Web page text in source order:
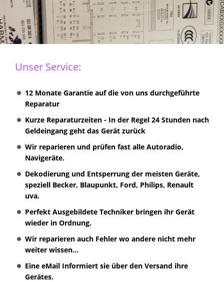
Unser Service:
12 Monate Garantie auf die von uns durchgeführte
Reparatur
Kurze Reparaturzeiten - In der Regel 24 Stunden nach
Geldeingang geht das Gerät zurück
Wir reparieren und prüfen fast alle Autoradio,
Navigeräte.
Dekodierung und Entsperrung der meisten Geräte,
speziell Becker, Blaupunkt, Ford, Philips, Renault
uva.
Perfekt Ausgebildete Techniker bringen ihr Gerät
wieder in Ordnung.
Wir reparieren auch Fehler wo andere nicht mehr
weiter wissen...
Eine eMail Informiert sie über den Versand ihre
Gerätes.